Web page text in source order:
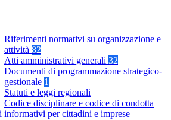
Riferimenti normativi su organizzazione e
attività 82
Atti amministrativi generali 32
Documenti di programmazione strategico-
gestionale 1
Statuti e leggi regionali
Codice disciplinare e codice di condotta
informativi per cittadini e imprese